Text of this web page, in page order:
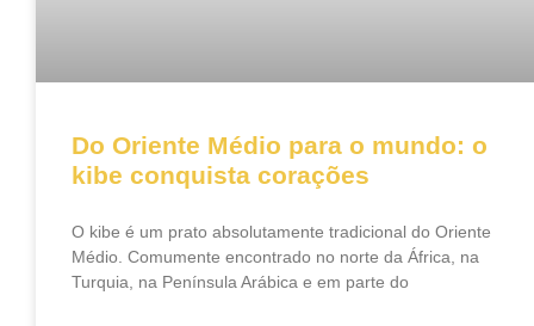
Do Oriente Médio para o mundo: o
kibe conquista corações
O kibe é um prato absolutamente tradicional do Oriente
Médio. Comumente encontrado no norte da África, na
Turquia, na Península Arábica e em parte do